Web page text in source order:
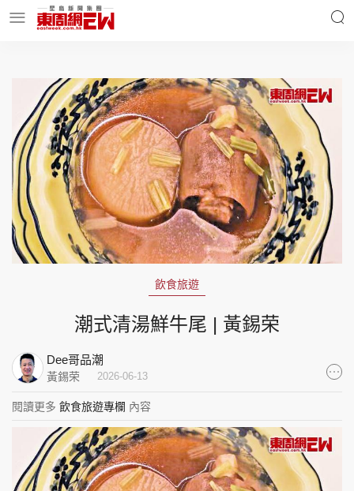
明星名人 時事財經
東周Ladies 優享生活
東周食玩通 會員活動
集團旗下品牌
東周刊 cazbuyer 東Touch
飲食旅遊
潮式清湯鮮牛尾 | 黃錫荣
Dee哥品潮
黃錫荣 2026-06-13
閱讀更多 飲食旅遊專欄 內容